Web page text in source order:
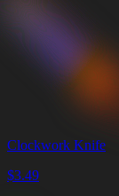
Clockwork Knife
$3.49